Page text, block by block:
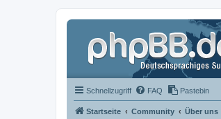
Schnellzugriff FAQ Pastebin
Startseite Community Über uns